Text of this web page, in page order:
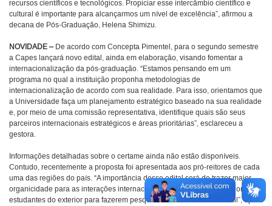
recursos científicos e tecnológicos. Propiciar esse intercâmbio científico e
cultural é importante para alcançarmos um nível de excelência”, afirmou a
decana de Pós-Graduação, Helena Shimizu.
NOVIDADE –De acordo com Concepta Pimentel, para o segundo semestre
a Capes lançará novo edital, ainda em elaboração, visando fomentar a
internacionalização da pós-graduação. “Estamos pensando em um
programa no qual a instituição proponha metodologias de
internacionalização de acordo com sua realidade. Para isso, orientamos que
a Universidade faça um planejamento estratégico baseado na sua realidade
e, por meio de uma comissão representativa, identifique quais são seus
parceiros internacionais estratégicos e áreas prioritárias”, esclareceu a
gestora.
Informações detalhadas sobre o certame ainda não estão disponíveis.
Contudo, recentemente a proposta foi apresentada aos pró-reitores de cada
uma das regiões do país. “A importância desse edital será de trazer maior
organicidade para as interações internacionais e de atrair pesquisadores e
estudantes do exterior para fazerem pesquisas e estudarem no Brasil”, opina